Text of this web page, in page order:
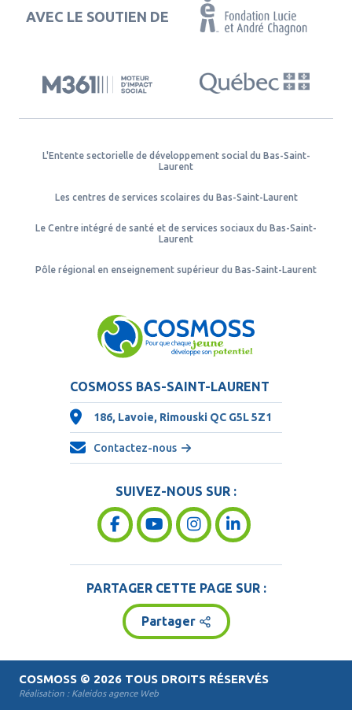
AVEC LE SOUTIEN DE
L'Entente sectorielle de développement social du Bas-Saint-
Laurent
Les centres de services scolaires du Bas-Saint-Laurent
Le Centre intégré de santé et de services sociaux du Bas-Saint-
Laurent
Pôle régional en enseignement supérieur du Bas-Saint-Laurent
COSMOSS BAS-SAINT-LAURENT
186, Lavoie, Rimouski QC G5L 5Z1
Contactez-nous
SUIVEZ-NOUS SUR :
PARTAGER CETTE PAGE SUR :
Partager
COSMOSS© 2026 TOUS DROITS RÉSERVÉS
Réalisation : Kaleidos agence Web